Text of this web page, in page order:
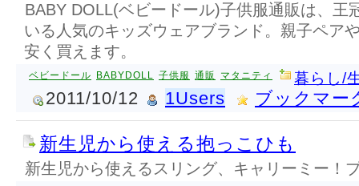
BABY DOLL(ベビードール)子供服通販は、王
いる人気のキッズウェアブランド。親子ペア
安く買えます。
ベビードール BABYDOLL 子供服 通販 マタニティ 暮らし/
2011/10/12 1Users ブックマー
新生児から使える抱っこひも
新生児から使えるスリング、キャリーミー！